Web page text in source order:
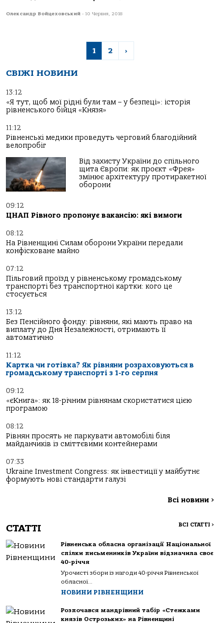
Олександр Войцеховський - 10 Червня, 2018
1 2 ›
СВІЖІ НОВИНИ
13:12
«Я тут, щоб мої рідні були там – у безпеці»: історія
рівненського бійця «Князя»
11:12
Рівненські медики проведуть черговий благодійний
велопробіг
Від захисту України до спільного
щита Європи: як проєкт «Фрея»
змінює архітектуру протиракетної
оборони
09:12
ЦНАП Рівного пропонує вакансію: які вимоги
08:12
На Рівненщині Силам оборони України передали
конфісковане майно
07:12
Пільговий проїзд у рівненському громадському
транспорті без транспортної картки: кого це
стосується
13:12
Без Пенсійного фонду: рівняни, які мають право на
виплату до Дня Незалежності, отримають її
автоматично
11:12
Картка чи готівка? Як рівняни розраховуються в
громадському транспорті з 1-го серпня
09:12
«єКнига»: як 18-річним рівнянам скористатися цією
програмою
08:12
Рівнян просять не паркувати автомобілі біля
майданчиків із сміттєвими контейнерами
07:33
Ukraine Investment Congress: як інвестиції у майбутнє
формують нові стандарти галузі
Всі новини >
СТАТТІ ВСІ СТАТТІ >
Рівненська обласна організації Національної
спілки письменників України відзначила своє
40-річчя
Урочисті збори із нагоди 40-річчя Рівненської
обласної...
НОВИНИ РІВНЕНЩИНИ
Розпочався мандрівний табір «Стежками
князів Острозьких» на Рівненщині